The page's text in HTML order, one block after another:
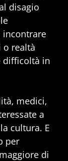
disagio
incontrare
o realtà
difficoltà in
medici,
a
cultura. E
per
di